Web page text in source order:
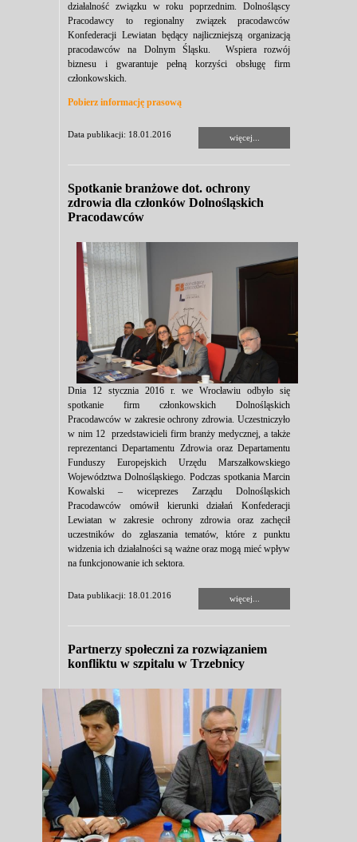
działalność związku w roku poprzednim. Dolnośląscy
Pracodawcy to regionalny związek pracodawców
Konfederacji Lewiatan będący najliczniejszą organizacją
pracodawców na Dolnym Śląsku. Wspiera rozwój
biznesu i gwarantuje pełną korzyści obsługę firm
członkowskich.
Pobierz informację prasową
Data publikacji: 18.01.2016 więcej...
Spotkanie branżowe dot. ochrony
zdrowia dla członków Dolnośląskich
Pracodawców
Dnia 12 stycznia 2016 r. we Wrocławiu odbyło się
spotkanie firm członkowskich Dolnośląskich
Pracodawców w zakresie ochrony zdrowia. Uczestniczyło
w nim 12 przedstawicieli firm branży medycznej, a także
reprezentanci Departamentu Zdrowia oraz Departamentu
Funduszy Europejskich Urzędu Marszałkowskiego
Województwa Dolnośląskiego. Podczas spotkania Marcin
Kowalski – wiceprezes Zarządu Dolnośląskich
Pracodawców omówił kierunki działań Konfederacji
Lewiatan w zakresie ochrony zdrowia oraz zachęcił
uczestników do zgłaszania tematów, które z punktu
widzenia ich działalności są ważne oraz mogą mieć wpływ
na funkcjonowanie ich sektora.
Data publikacji: 18.01.2016 więcej...
Partnerzy społeczni za rozwiązaniem
konfliktu w szpitalu w Trzebnicy